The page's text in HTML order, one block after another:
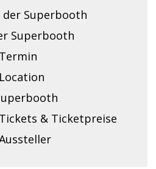
der Superbooth
Superbooth
& Ticketpreise